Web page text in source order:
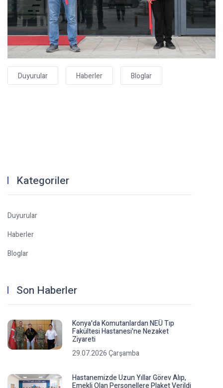
Duyurular Haberler Bloglar
Kategoriler
Duyurular
Haberler
Bloglar
Son Haberler
Konya'da Komutanlardan NEÜ Tıp
Fakültesi Hastanesi'ne Nezaket
Ziyareti
29.07.2026 Çarşamba
Hastanemizde Uzun Yıllar Görev Alıp,
Emekli Olan Personellere Plaket Verildi